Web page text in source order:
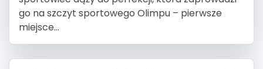
go na szczyt sportowego Olimpu – pierwsze
miejsce...